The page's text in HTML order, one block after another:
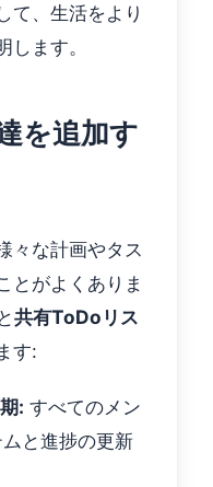
て、生活をより
ます。
を追加す
々な計画やタス
とがよくありま
共有ToDoリス
す:
: すべてのメン
と進捗の更新